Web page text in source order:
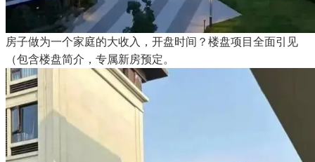
房子做为一个家庭的大收入，开盘时间？楼盘项目全面引见
（包含楼盘简介，专属新房预定。